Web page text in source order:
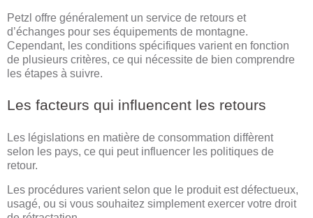
Petzl offre généralement un service de retours et
d’échanges pour ses équipements de montagne.
Cependant, les conditions spécifiques varient en fonction
de plusieurs critères, ce qui nécessite de bien comprendre
les étapes à suivre.
Les facteurs qui influencent les retours
Les législations en matière de consommation diffèrent
selon les pays, ce qui peut influencer les politiques de
retour.
Les procédures varient selon que le produit est défectueux,
usagé, ou si vous souhaitez simplement exercer votre droit